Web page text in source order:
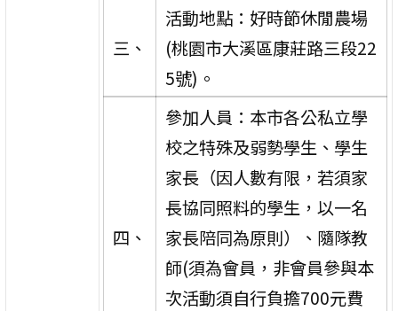
三、
活動地點：好時節休閒農場
(桃園市大溪區康莊路三段22
5號)。
四、
參加人員：本市各公私立學
校之特殊及弱勢學生、學生
家長（因人數有限，若須家
長協同照料的學生，以一名
家長陪同為原則）、隨隊教
師(須為會員，非會員參與本
次活動須自行負擔700元費